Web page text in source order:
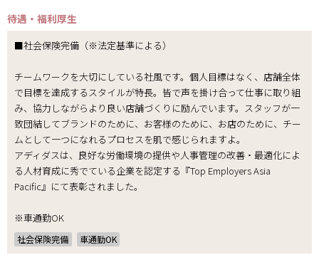
待遇・福利厚生
■社会保険完備（※法定基準による）
チームワークを大切にしている社風です。個人目標はなく、店舗全体
で目標を達成するスタイルが特長。皆で声を掛け合って仕事に取り組
み、協力しながらより良い店舗づくりに励んでいます。スタッフが一
致団結してブランドのために、お客様のために、お店のために、チー
ムとして一つになれるプロセスを肌で感じられますよ。
アディダスは、良好な労働環境の提供や人事管理の改善・最適化によ
る人材育成に秀でている企業を認定する『Top Employers Asia
Pacific』にて表彰されました。
※車通勤OK
社会保険完備 車通勤OK